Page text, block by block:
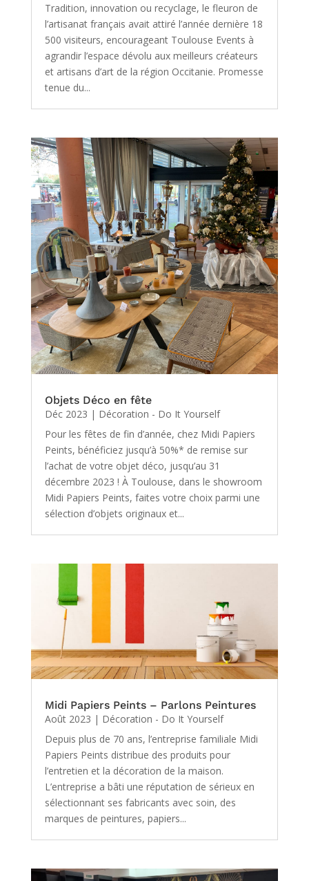
Tradition, innovation ou recyclage, le fleuron de
l’artisanat français avait attiré l’année dernière 18
500 visiteurs, encourageant Toulouse Events à
agrandir l’espace dévolu aux meilleurs créateurs
et artisans d’art de la région Occitanie. Promesse
tenue du...
Objets Déco en fête
Déc 2023 | Décoration - Do It Yourself
Pour les fêtes de fin d’année, chez Midi Papiers
Peints, bénéficiez jusqu’à 50%* de remise sur
l’achat de votre objet déco, jusqu’au 31
décembre 2023 ! À Toulouse, dans le showroom
Midi Papiers Peints, faites votre choix parmi une
sélection d’objets originaux et...
Midi Papiers Peints – Parlons Peintures
Août 2023 | Décoration - Do It Yourself
Depuis plus de 70 ans, l’entreprise familiale Midi
Papiers Peints distribue des produits pour
l’entretien et la décoration de la maison.
L’entreprise a bâti une réputation de sérieux en
sélectionnant ses fabricants avec soin, des
marques de peintures, papiers...